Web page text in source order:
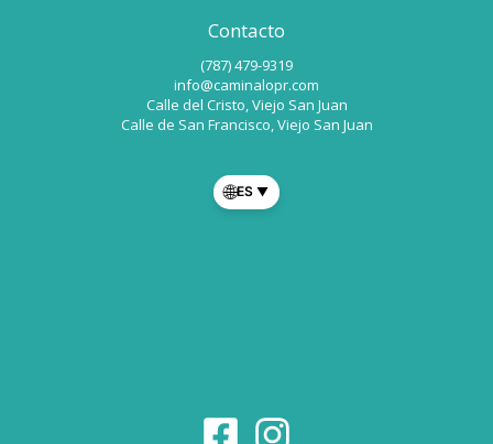
Contacto
(787) 479-9319
info@caminalopr.com
Calle del Cristo, Viejo San Juan
Calle de San Francisco, Viejo San Juan
🌐ES ▼